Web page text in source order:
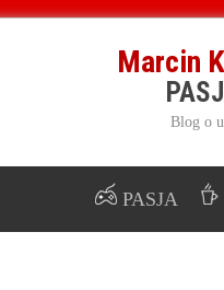
Marcin
Blog o
PASJA